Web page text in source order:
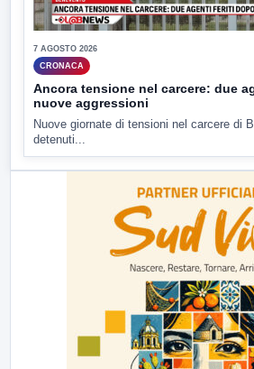
7 AGOSTO 2026
CRONACA
Ancora tensione nel carcere: due
nuove aggressioni
Nuove giornate di tensioni nel carcere di
detenuti...